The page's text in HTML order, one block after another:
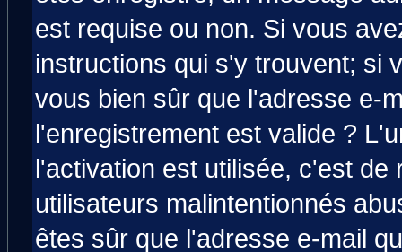
est requise ou non. Si vous
instructions qui s'y trouvent; si
vous bien sûr que l'adresse e-
l'enregistrement est valide ?
l'activation est utilisée, c'est
utilisateurs malintentionnés
êtes sûr que l'adresse e-mail